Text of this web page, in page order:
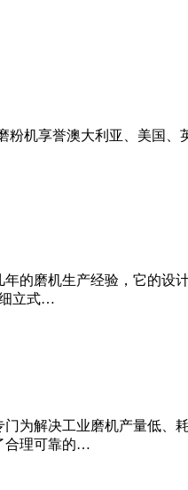
粉机享誉澳大利亚、美国
的磨机生产经验，它的设
立式…
为解决工业磨机产量低、
合理可靠的…